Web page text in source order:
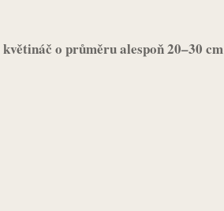
květináč o průměru alespoň 20–30 cm